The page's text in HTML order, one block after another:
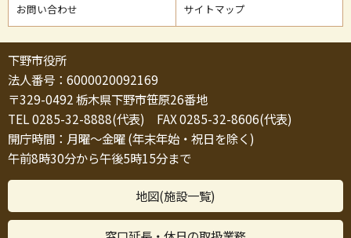
お問い合わせ サイトマップ
下野市役所
法人番号：6000020092169
〒329-0492 栃木県下野市笹原26番地
TEL 0285-32-8888(代表) FAX 0285-32-8606(代表)
開庁時間：月曜～金曜 (年末年始・祝日を除く)
午前8時30分から午後5時15分まで
地図(施設一覧)